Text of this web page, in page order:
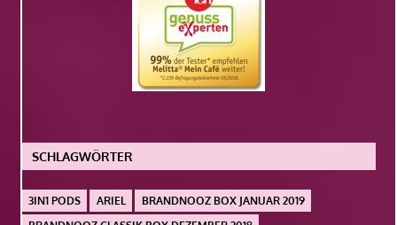
SCHLAGWÖRTER
3IN1 PODS ARIEL
BRANDNOOZ BOX JANUAR 2019